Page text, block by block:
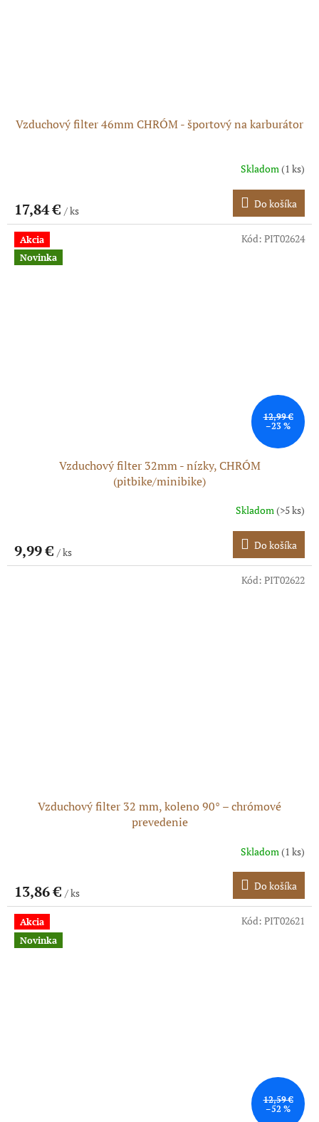
Vzduchový filter 46mm CHRÓM - športový na karburátor
Skladom(1 ks)
17,84 € / ks
Do košíka
Akcia
Novinka
12,99 €
–23 %
Vzduchový filter 32mm - nízky, CHRÓM
(pitbike/minibike)
Skladom(>5 ks)
9,99 € / ks
Do košíka
Kód: PIT02624
Vzduchový filter 32 mm, koleno 90° – chrómové
prevedenie
Skladom(1 ks)
13,86 € / ks
Do košíka
Kód: PIT02622
Akcia
Novinka
12,59 €
–52 %
Kód: PIT02621